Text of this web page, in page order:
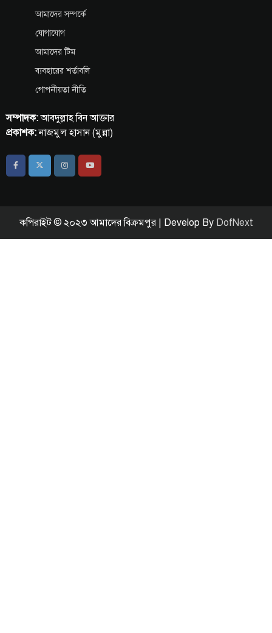
আমাদের সম্পর্কে
যোগাযোগ
আমাদের টিম
ব্যবহারের শর্তাবলি
গোপনীয়তা নীতি
সম্পাদক:আবদুল্লাহ বিন আক্তার
প্রকাশক:নাজমুল হাসান (মুন্না)
কপিরাইট © ২০২৩ আমাদের বিক্রমপুর | Develop By DofNext